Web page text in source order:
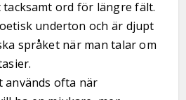
ord för längre fält.
underton och är djupt
språket när man talar om
används ofta när